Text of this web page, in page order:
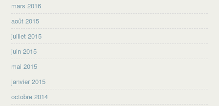
mars 2016
août 2015
juillet 2015
juin 2015
mai 2015
janvier 2015
octobre 2014